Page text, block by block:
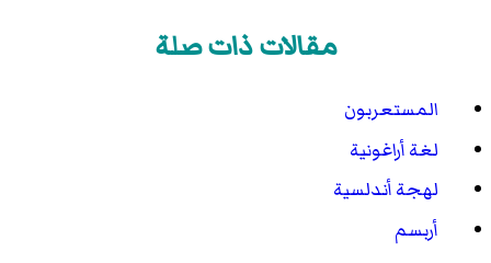
مقالات ذات صلة
المستعربون
لغة أراغونية
لهجة أندلسية
أربسم